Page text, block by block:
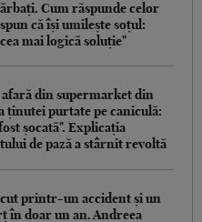
Cum răspunde celor
că își umilește soțul:
mai logică soluție"
afară din supermarket din
ținutei purtate pe caniculă:
șocată". Explicația
de pază a stârnit revoltă
printr-un accident și un
în doar un an. Andreea